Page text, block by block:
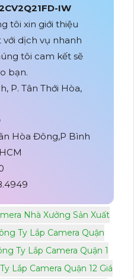
IW
tôi xin giới thiệu
với dịch vụ nhanh
tôi cam kết sẽ
bạn.
P. Tân Thới Hòa,
Hòa Đông,P Bình
Nhà Xưởng Sản Xuất
Ty Lắp Camera Quận
Ty Lắp Camera Quận 1
Lắp Camera Quận 12 Giá